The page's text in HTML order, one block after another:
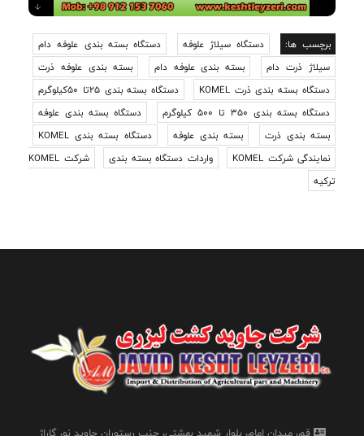
برچسب ها: دستگاه سیلاژ علوفه
دستگاه بسته بندی علوفه دام
سیلاژ ذرت دام
بسته بندی علوفه دام
بسته بندی علوفه ذرت
دستگاه بسته بندی ذرت KOMEL
دستگاه بسته بندی 25تا 50کیلوگرم
دستگاه بسته بندی 350 تا 500 کیلوگرم
دستگاه بسته بندی علوفه
بسته بندی ذرت
بسته بندی علوفه
دستگاه بسته بندی KOMEL
نمایندگی شرکت KOMEL
واردات دستگاه بسته بندی
شرکت KOMEL
ترکیه